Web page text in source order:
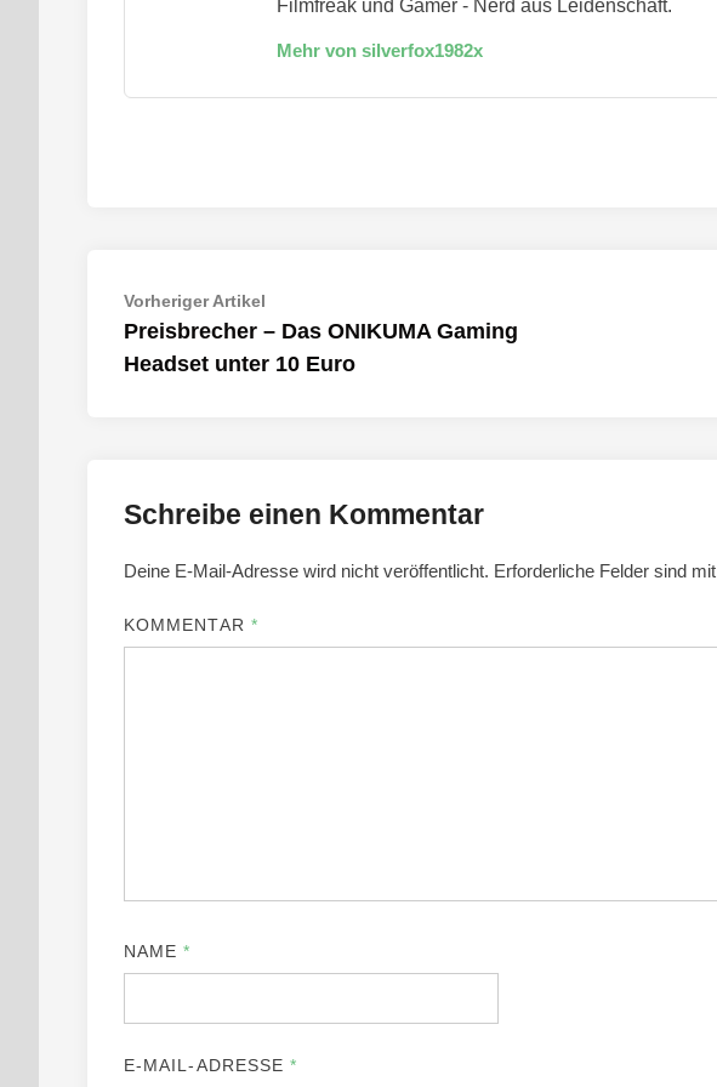
Filmfreak und Gamer - Nerd aus Leidenschaft.
Mehr von silverfox1982x
Beitragsnavigation
Vorheriger Artikel
Artikel:
Preisbrecher – Das ONIKUMA Gaming
Headset unter 10 Euro
Schreibe einen Kommentar
Deine E-Mail-Adresse wird nicht veröffentlicht. Erforderliche Felder sind mit
KOMMENTAR *
NAME*
E-MAIL-ADRESSE*